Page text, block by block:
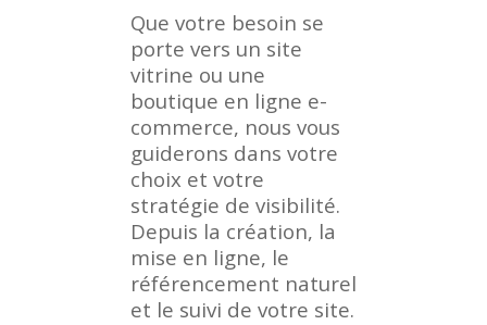
Que votre besoin se
porte vers un site
vitrine ou une
boutique en ligne e-
commerce, nous vous
guiderons dans votre
choix et votre
stratégie de visibilité.
Depuis la création, la
mise en ligne, le
référencement naturel
et le suivi de votre site.